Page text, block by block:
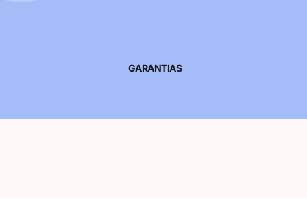
GARANTIAS